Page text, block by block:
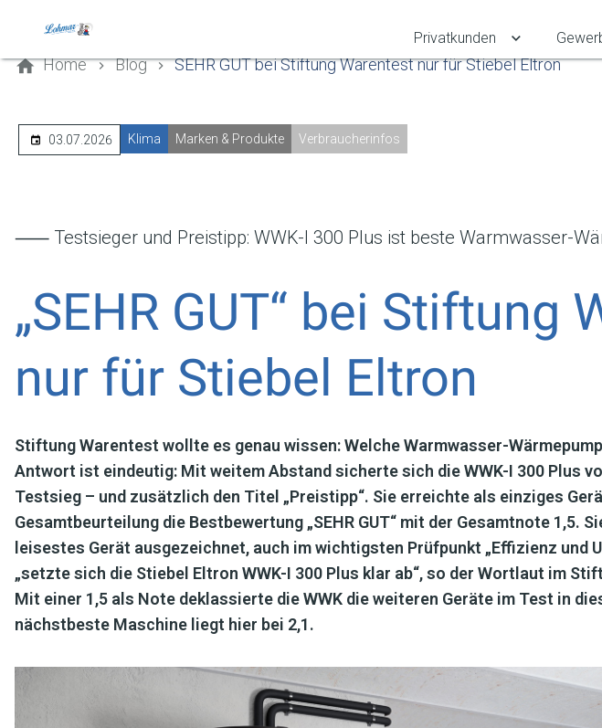
Privatkunden
Untermenü
Home Blog SEHR GUT bei Stiftung Warentest nur für Stiebel Eltron
03.07.2026 Klima Marken & Produkte Verbraucherinfos
⸺ Testsieger und Preistipp: WWK-I 300 Plus ist beste Warmwasser-
„SEHR GUT“ bei Stiftung
nur für Stiebel Eltron
Stiftung Warentest wollte es genau wissen: Welche Warmwasser-
Antwort ist eindeutig: Mit weitem Abstand sicherte sich die WWK-I 300 Plus
Testsieg – und zusätzlich den Titel „Preistipp“. Sie erreichte als einziges
Gesamtbeurteilung die Bestbewertung „SEHR GUT“ mit der Gesamtnote 1,5.
leisestes Gerät ausgezeichnet, auch im wichtigsten Prüfpunkt „Effizienz und
„setzte sich die Stiebel Eltron WWK-I 300 Plus klar ab“, so der Wortlaut im
Mit einer 1,5 als Note deklassierte die WWK die weiteren Geräte im Test in
nächstbeste Maschine liegt hier bei 2,1.